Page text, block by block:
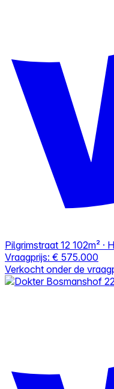
Pilgrimstraat 12 102m² ·
Vraagprijs: € 575.000
Verkocht onder de